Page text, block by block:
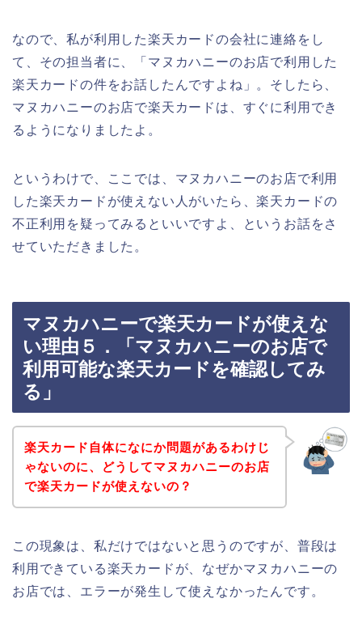
なので、私が利用した楽天カードの会社に連絡をし
て、その担当者に、「マヌカハニーのお店で利用した
楽天カードの件をお話したんですよね」。そしたら、
マヌカハニーのお店で楽天カードは、すぐに利用でき
るようになりましたよ。
というわけで、ここでは、マヌカハニーのお店で利用
した楽天カードが使えない人がいたら、楽天カードの
不正利用を疑ってみるといいですよ、というお話をさ
せていただきました。
マヌカハニーで楽天カードが使えな
い理由５．「マヌカハニーのお店で
利用可能な楽天カードを確認してみ
る」
楽天カード自体になにか問題があるわけじ
ゃないのに、どうしてマヌカハニーのお店
で楽天カードが使えないの？
この現象は、私だけではないと思うのですが、普段は
利用できている楽天カードが、なぜかマヌカハニーの
お店では、エラーが発生して使えなかったんです。